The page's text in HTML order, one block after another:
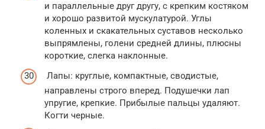
и параллельные друг другу, с крепким костяком
и хорошо развитой мускулатурой. Углы
коленных и скакательных суставов несколько
выпрямлены, голени средней длины, плюсны
короткие, слегка наклонные.
Лапы: круглые, компактные, сводистые,
направлены строго вперед. Подушечки лап
упругие, крепкие. Прибылые пальцы удаляют.
Когти черные.